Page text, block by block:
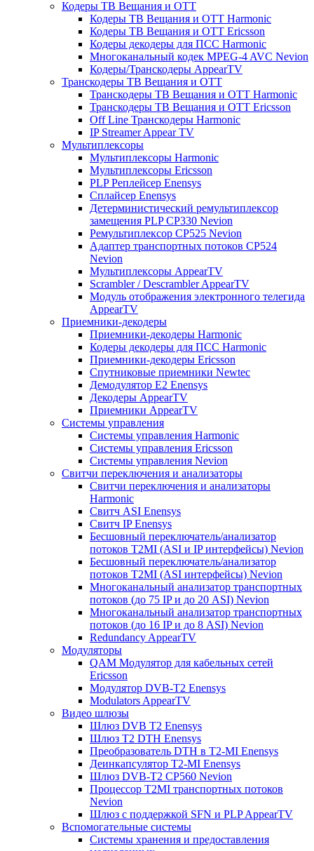
Кодеры ТВ Вещания и ОТТ
Кодеры ТВ Вещания и ОТТ Harmonic
Кодеры ТВ Вещания и ОТТ Ericsson
Кодеры декодеры для ПСС Harmonic
Многоканальный кодек MPEG-4 AVC Nevion
Кодеры/Транскодеры AppearTV
Транскодеры ТВ Вещания и ОТТ
Транскодеры ТВ Вещания и ОТТ Harmonic
Транскодеры ТВ Вещания и ОТТ Ericsson
Off Line Транскодеры Harmonic
IP Streamer Appear TV
Мультиплексоры
Мультиплексоры Harmonic
Мультиплексоры Ericsson
PLP Реплейсер Enensys
Сплайсер Enensys
Детерминистический ремультиплексор
замещения PLP CP330 Nevion
Ремультиплексор CP525 Nevion
Адаптер транспортных потоков CP524
Nevion
Мультиплексоры AppearTV
Scrambler / Descrambler AppearTV
Модуль отображения электронного телегида
AppearTV
Приемники-декодеры
Приемники-декодеры Harmonic
Кодеры декодеры для ПСС Harmonic
Приемники-декодеры Ericsson
Спутниковые приемники Newtec
Демодулятор Е2 Enensys
Декодеры AppearTV
Приемники AppearTV
Системы управления
Cистемы управления Harmonic
Cистемы управления Ericsson
Cистемы управления Nevion
Свитчи переключения и анализаторы
Свитчи переключения и анализаторы
Harmonic
Свитч ASI Enensys
Свитч IP Enensys
Бесшовный переключатель/анализатор
потоков T2MI (ASI и IP интерфейсы) Nevion
Бесшовный переключатель/анализатор
потоков T2MI (ASI интерфейсы) Nevion
Многоканальный анализатор транспортных
потоков (до 75 IP и до 20 ASI) Nevion
Многоканальный анализатор транспортных
потоков (до 16 IP и до 8 ASI) Nevion
Redundancy AppearTV
Модуляторы
QAM Модулятор для кабельных сетей
Ericsson
Модулятор DVB-T2 Enensys
Modulators AppearTV
Видео шлюзы
Шлюз DVB T2 Enensys
Шлюз T2 DTH Enensys
Преобразователь DTH в T2-MI Enensys
Деинкапсулятор T2-MI Enensys
Шлюз DVB-T2 CP560 Nevion
Процессор T2MI транспортных потоков
Nevion
Шлюз с поддержкой SFN и PLP AppearTV
Вспомогательные системы
Системы хранения и предоставления